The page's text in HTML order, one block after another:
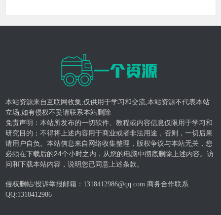
本站资源来自互联网收集,仅供用于学习和交流,本站资源不代表本站
立场,如有侵权不妥请联系本站删除
免责声明：本站所发布的一切软件、教程或内容信息仅限用于学习和
研究目的；不得将上述内容用于商业或者非法用途，否则，一切后果
请用户自负。本站信息来自网络收集整理，版权争议与本站无关，您
必须在下载后的24个小时之内，从您的电脑中彻底删除上述内容。访
问和下载本站内容，说明您已同意上述条款。
侵权删帖/投诉举报邮箱：1318412986@qq.com 商务合作联系
QQ:1318412986